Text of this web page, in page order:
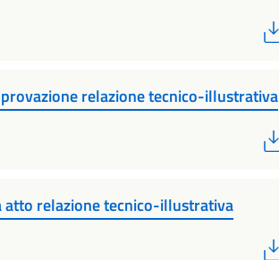
relazione tecnico-illustrativa
atto relazione tecnico-illustrativa